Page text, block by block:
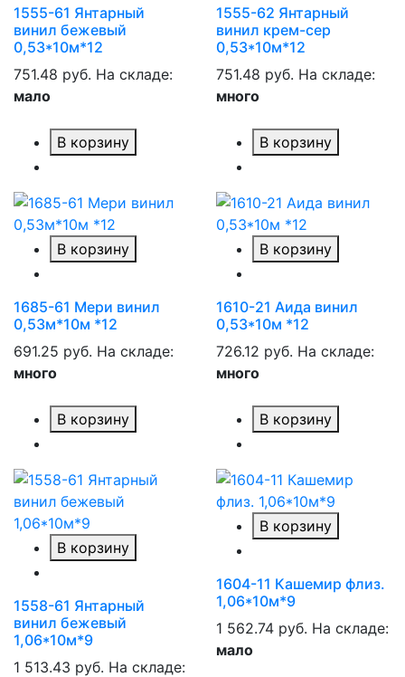
1555-61 Янтарный
винил бежевый
0,53*10м*12
751.48 руб. На складе:
мало
В корзину
1555-62 Янтарный
винил крем-сер
0,53*10м*12
751.48 руб. На складе:
много
В корзину
В корзину
1685-61 Мери винил
0,53м*10м *12
691.25 руб. На складе:
много
В корзину
В корзину
1610-21 Аида винил
0,53*10м *12
726.12 руб. На складе:
много
В корзину
В корзину
1558-61 Янтарный
винил бежевый
1,06*10м*9
1 513.43 руб. На складе:
В корзину
1604-11 Кашемир флиз.
1,06*10м*9
1 562.74 руб. На складе:
мало